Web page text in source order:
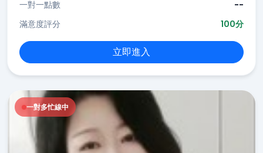
一對一點數
--
滿意度評分
100分
立即進入
一對多忙線中